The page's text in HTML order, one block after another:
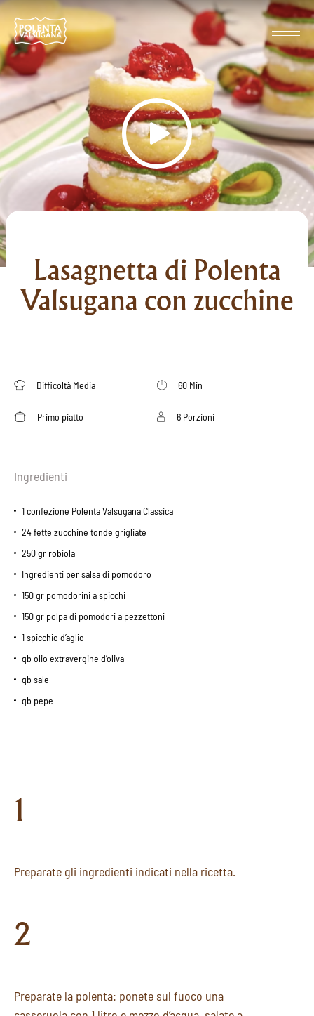
Lasagnetta di Polenta
Valsugana con zucchine
Difficoltà Media 60 Min
Primo piatto 6 Porzioni
Ingredienti
1 confezione Polenta Valsugana Classica
24 fette zucchine tonde grigliate
250 gr robiola
Ingredienti per salsa di pomodoro
150 gr pomodorini a spicchi
150 gr polpa di pomodori a pezzettoni
1 spicchio d’aglio
qb olio extravergine d’oliva
qb sale
qb pepe
1
Preparate gli ingredienti indicati nella ricetta.
2
Preparate la polenta: ponete sul fuoco una